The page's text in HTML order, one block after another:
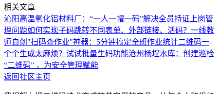
相关文章
沁阳高温氧化铝材料厂：“一人一帽一码”解决全员持证上岗管
理问题如何实现子码跳转不同表单、外部链接、活码？ 一线教
师自创"扫码查作业"神器：5分钟搞定全班作业统计二维码一
个个生成太麻烦？试试批量生码功能沧州杨埕水库：创建巡检
“二维码” ，为安全管理赋能
返回社区主页